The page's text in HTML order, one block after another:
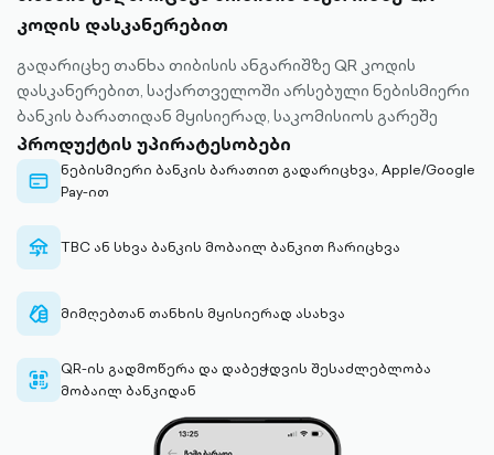
კოდის დასკანერებით
გადარიცხე თანხა თიბისის ანგარიშზე QR კოდის
დასკანერებით, საქართველოში არსებული ნებისმიერი
ბანკის ბარათიდან მყისიერად, საკომისიოს გარეშე
პროდუქტის უპირატესობები
credit-
card-
ნებისმიერი ბანკის ბარათით გადარიცხვა, Apple/Google
Pay-ით
transfer-
any-
outlined
TBC ან სხვა ბანკის მობაილ ბანკით ჩარიცხვა
cash-
outlined
მიმღებთან თანხის მყისიერად ასახვა
qr-scan-
outlined
QR-ის გადმოწერა და დაბეჭდვის შესაძლებლობა
მობაილ ბანკიდან